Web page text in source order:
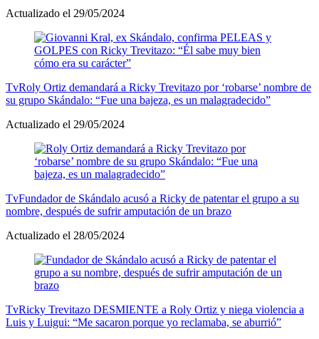
Actualizado el 29/05/2024
TvRoly Ortiz demandará a Ricky Trevitazo por ‘robarse’ nombre de
su grupo Skándalo: “Fue una bajeza, es un malagradecido”
Actualizado el 29/05/2024
TvFundador de Skándalo acusó a Ricky de patentar el grupo a su
nombre, después de sufrir amputación de un brazo
Actualizado el 28/05/2024
TvRicky Trevitazo DESMIENTE a Roly Ortiz y niega violencia a
Luis y Luigui: “Me sacaron porque yo reclamaba, se aburrió”